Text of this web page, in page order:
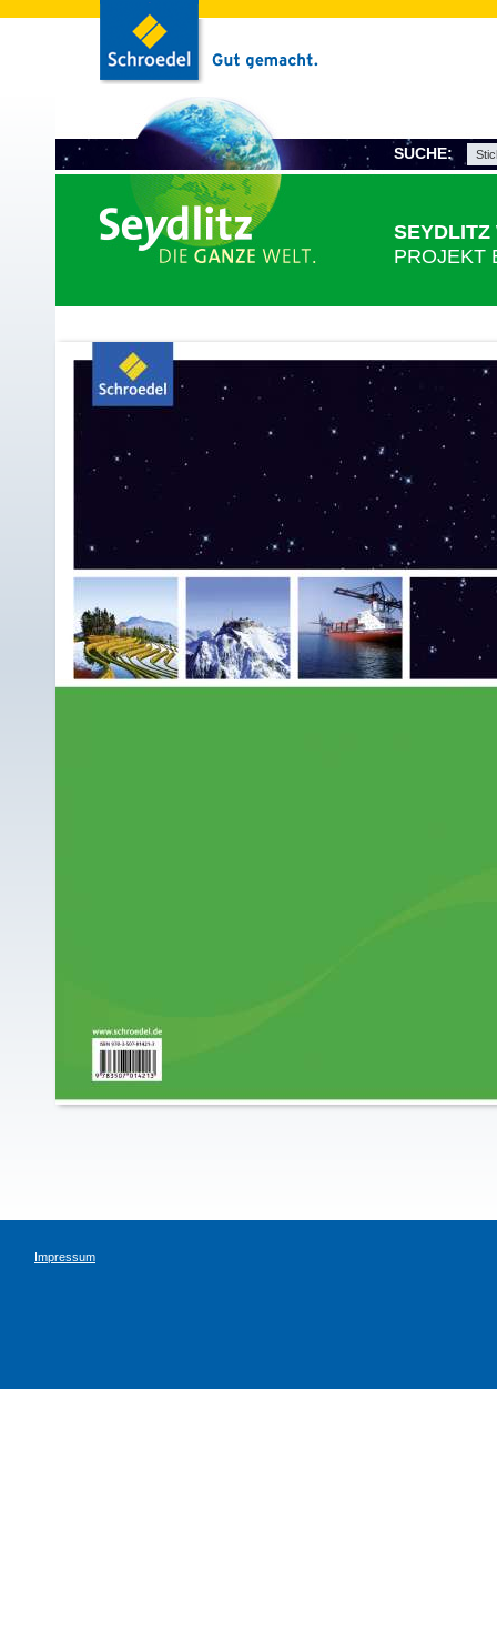
SUCHE:
SEYDLITZ
PROJEKT
Impressum